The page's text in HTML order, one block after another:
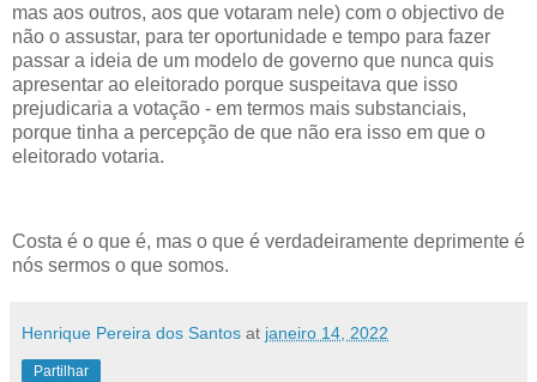
mas aos outros, aos que votaram nele) com o objectivo de
não o assustar, para ter oportunidade e tempo para fazer
passar a ideia de um modelo de governo que nunca quis
apresentar ao eleitorado porque suspeitava que isso
prejudicaria a votação - em termos mais substanciais,
porque tinha a percepção de que não era isso em que o
eleitorado votaria.
Costa é o que é, mas o que é verdadeiramente deprimente é
nós sermos o que somos.
Henrique Pereira dos Santos at janeiro 14, 2022
Partilhar